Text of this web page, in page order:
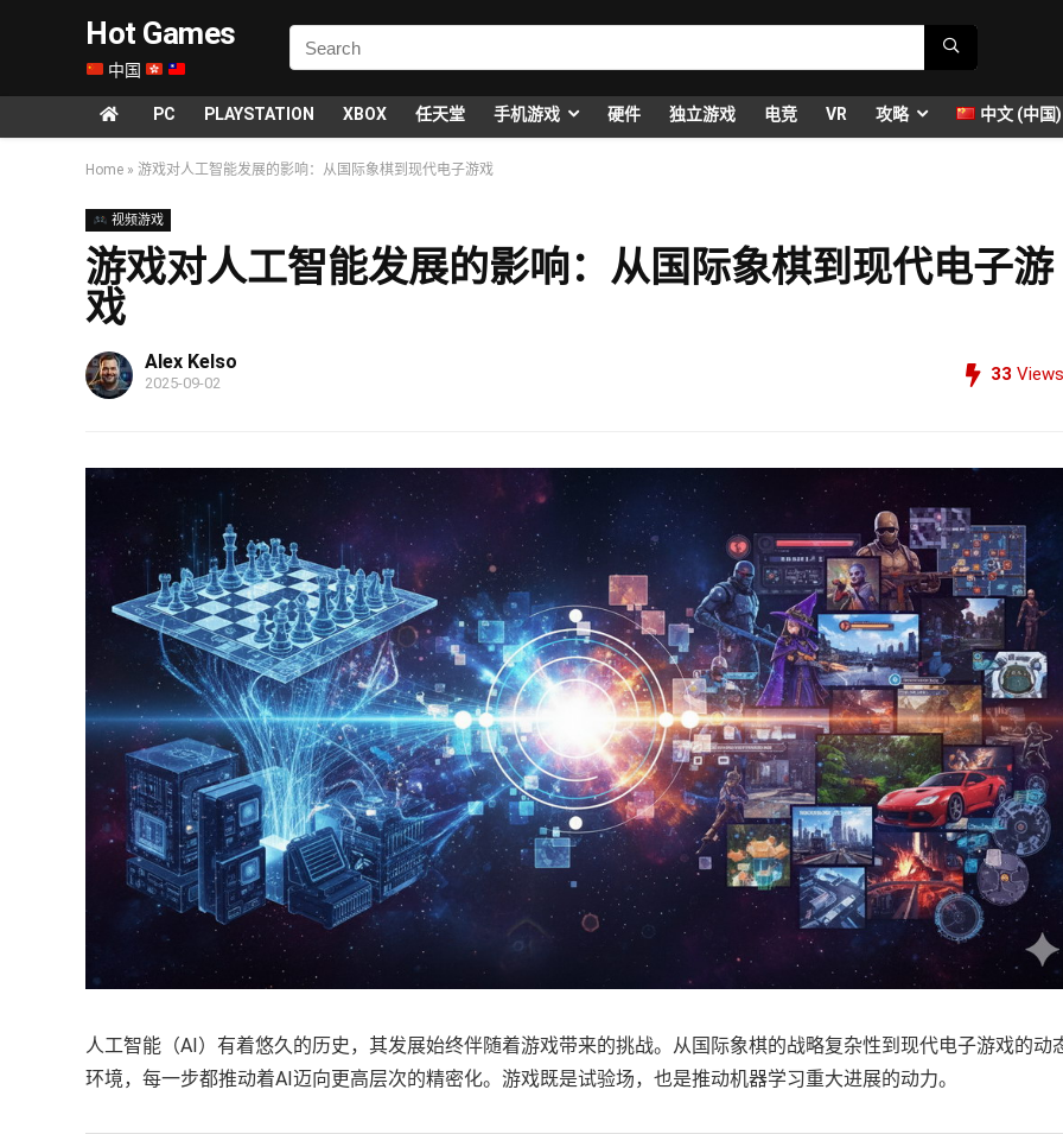
Hot Games
中国
PC PLAYSTATION XBOX 任天堂 手机游戏 硬件 独立游戏 电竞 VR 攻略 中文 (中国)
Home » 游戏对人工智能发展的影响：从国际象棋到现代电子游戏
视频游戏
游戏对人工智能发展的影响：从国际象棋到现代电子游
戏
Alex Kelso
2025-09-02 33 Views
人工智能（AI）有着悠久的历史，其发展始终伴随着游戏带来的挑战。从国际象棋的战略复杂性到现代电子游戏的动
环境，每一步都推动着AI迈向更高层次的精密化。游戏既是试验场，也是推动机器学习重大进展的动力。